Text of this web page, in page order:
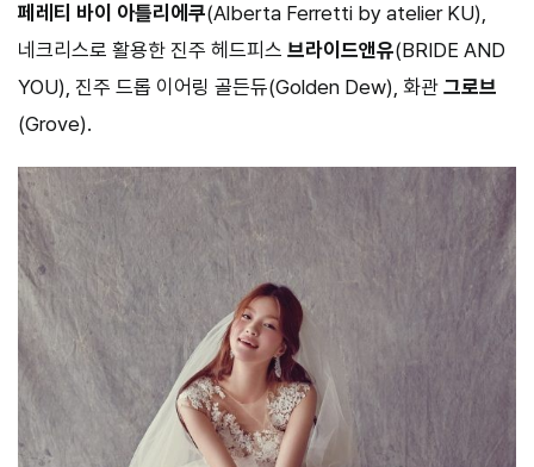
페레티 바이 아틀리에쿠(Alberta Ferretti by atelier KU),
네크리스로 활용한 진주 헤드피스 브라이드앤유(BRIDE AND
YOU), 진주 드롭 이어링 골든듀(Golden Dew), 화관 그로브
(Grove).